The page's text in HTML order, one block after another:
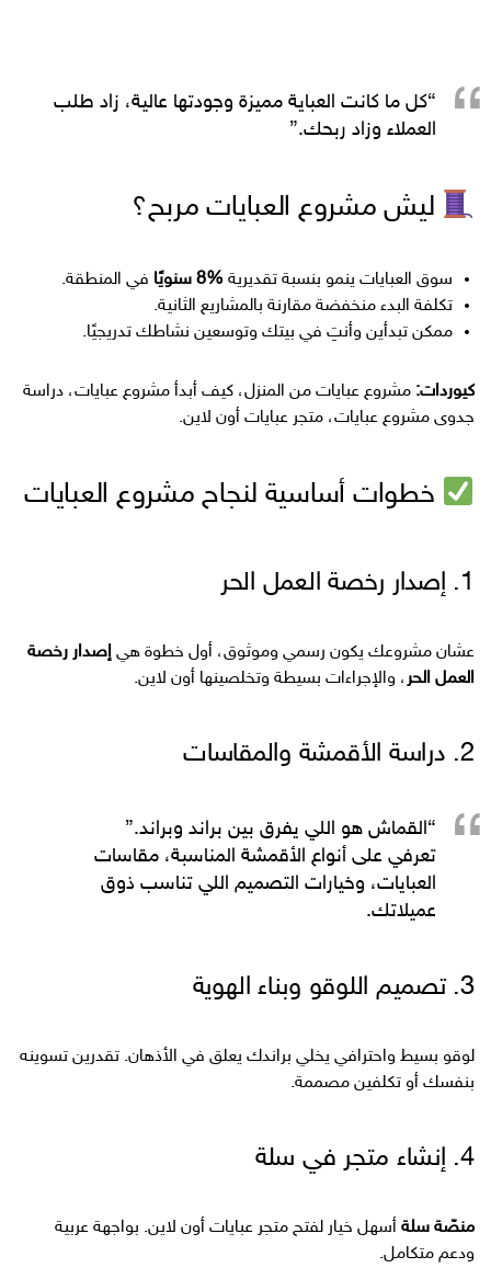
“كل ما كانت العباية مميزة وجودتها عالية، زاد طلب
العملاء وزاد ربحك.”
ليش مشروع العبايات مربح؟
سوق العبايات ينمو بنسبة تقديرية %8 سنويًا
في المنطقة.
تكلفة البدء منخفضة مقارنة بالمشاريع الثانية.
ممكن تبدأين وأنتِ في بيتك وتوسعين نشاطك تدريجيًا.
كيوردات: مشروع عبايات من المنزل، كيف أبدأ مشروع عبايات، دراسة
جدوى مشروع عبايات، متجر عبايات أون لاين.
خطوات أساسية لنجاح مشروع العبايات
1. إصدار رخصة العمل الحر
عشان مشروعك يكون رسمي وموثوق، أول خطوة هي إصدار رخصة
العمل الحر، والإجراءات بسيطة وتخلصينها أون لاين.
2. دراسة الأقمشة والمقاسات
“القماش هو اللي يفرق بين براند وبراند.”
تعرفي على أنواع الأقمشة المناسبة، مقاسات
العبايات، وخيارات التصميم اللي تناسب ذوق
عميلاتك.
3. تصميم اللوقو وبناء الهوية
لوقو بسيط واحترافي يخلي براندك يعلق في الأذهان. تقدرين تسوينه
بنفسك أو تكلفين مصممة.
4. إنشاء متجر في سلة
منصّة سلة أسهل خيار لفتح متجر عبايات أون لاين. بواجهة عربية
ودعم متكامل.